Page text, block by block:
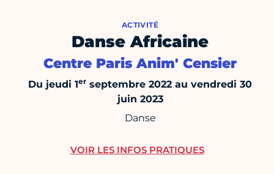
ACTIVITÉ
Danse Africaine
Centre Paris Anim' Censier
Du jeudi 1er septembre 2022 au vendredi 30
juin 2023
Danse
VOIR LES INFOS PRATIQUES